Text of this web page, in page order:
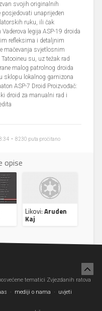
svojih originalnih
unaprijeđen
ruku, ili čak
legija ASP-19 droida
refleksima i detaljnim
mačevanja svjetlosnim
su, uz težak rad
malog patrolnog droida
sklopu lokalnog garnizona
ASP-7 Droid Proizvođač:
droid za manualni rad i
• 8230 puta pročitano
opise
Likovi:Aruden
Kaj
tematici Zvjezdanih ratova
· mediji o nama ·
uvjeti